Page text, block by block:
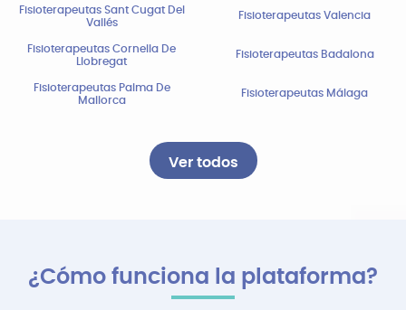
Fisioterapeutas Sant Cugat Del
Vallés
Fisioterapeutas Valencia
Fisioterapeutas Cornella De
Llobregat
Fisioterapeutas Badalona
Fisioterapeutas Palma De
Mallorca
Fisioterapeutas Málaga
Ver todos
¿Cómo funciona la plataforma?